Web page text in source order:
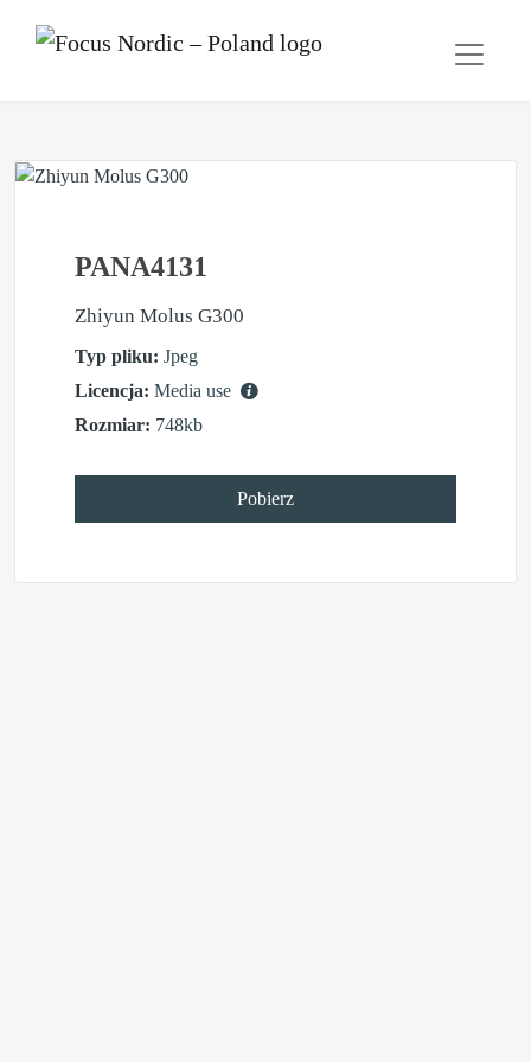
PANA4131
Zhiyun Molus G300
Typ pliku: Jpeg
Licencja: Media use
Rozmiar: 748kb
Pobierz